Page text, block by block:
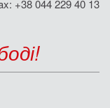
+38 044 229 40 13